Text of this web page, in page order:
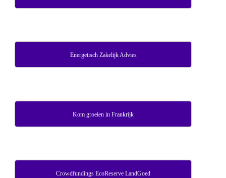
Energetisch Zakelijk Advies
Kom groeien in Frankrijk
Crowdfundings EcoReserve LandGoed